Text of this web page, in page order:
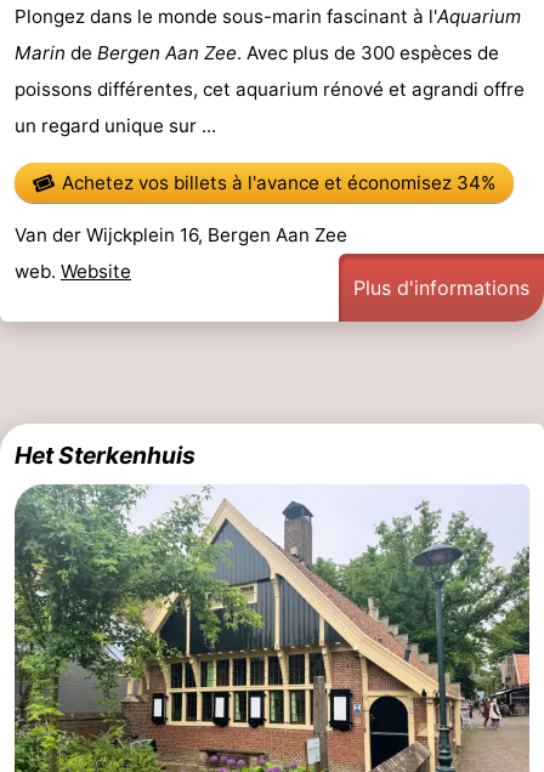
Plongez dans le monde sous-marin fascinant à l'Aquarium
Marin de Bergen Aan Zee. Avec plus de 300 espèces de
poissons différentes, cet aquarium rénové et agrandi offre
un regard unique sur ...
Achetez vos billets à l'avanceet économisez 34%
Van der Wijckplein 16, Bergen Aan Zee
web. Website
Plus d'informations
Het Sterkenhuis